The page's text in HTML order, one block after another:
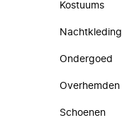
Kostuums
Nachtkleding
Ondergoed
Overhemden
Schoenen